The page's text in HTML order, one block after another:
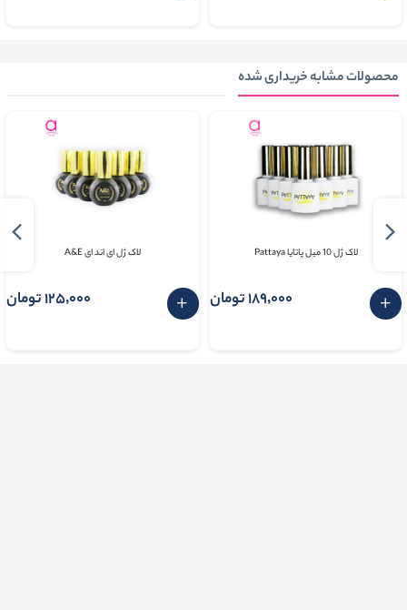
محصولات مشابه خریداری شده
لاک ژل 10 میل پاتایا Pattaya
189٬000 تومان
لاک ژل ای اند ای A&E
125٬000 تومان